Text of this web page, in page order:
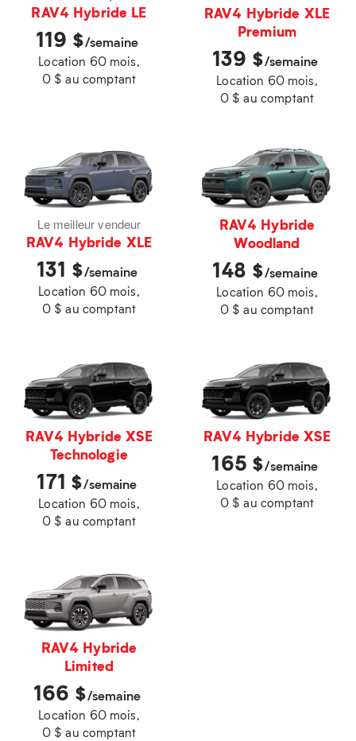
RAV4 Hybride LE
119 $/semaine
Location 60 mois,
0 $ au comptant
RAV4 Hybride XLE
Premium
139 $/semaine
Location 60 mois,
0 $ au comptant
Le meilleur vendeur
RAV4 Hybride XLE
131 $/semaine
Location 60 mois,
0 $ au comptant
RAV4 Hybride
Woodland
148 $/semaine
Location 60 mois,
0 $ au comptant
RAV4 Hybride XSE
Technologie
171 $/semaine
Location 60 mois,
0 $ au comptant
RAV4 Hybride XSE
165 $/semaine
Location 60 mois,
0 $ au comptant
RAV4 Hybride
Limited
166 $/semaine
Location 60 mois,
0 $ au comptant